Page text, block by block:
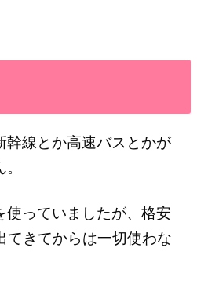
幹線とか高速バスとかが
使っていましたが、格安
てきてからは一切使わな